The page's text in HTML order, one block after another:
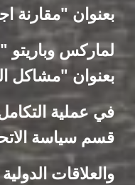
بعنوان "مقارنة
لماركس
بعنوان "مشاكل
في عملية
قسم سياسة
والعلاقات